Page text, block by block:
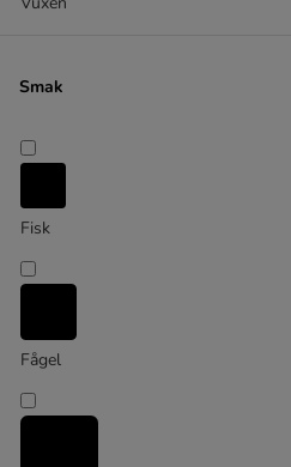
Fair Cat
Gourmet
GRAU
Herrmanns
Hill's Science Plan
Smak
Fisk
Fågel